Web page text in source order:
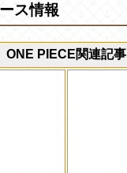
ス情報
ONE PIECE関連記事